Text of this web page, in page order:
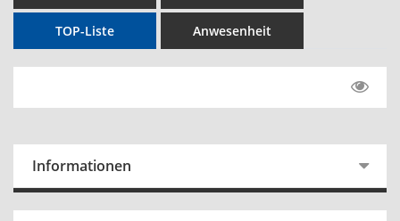
TOP-Liste Anwesenheit
Informationen